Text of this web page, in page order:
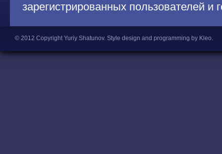
зарегистрированных пользователей и
© 2012 Copyright Yuriy Shatunov. Style design and programming by Kleo.